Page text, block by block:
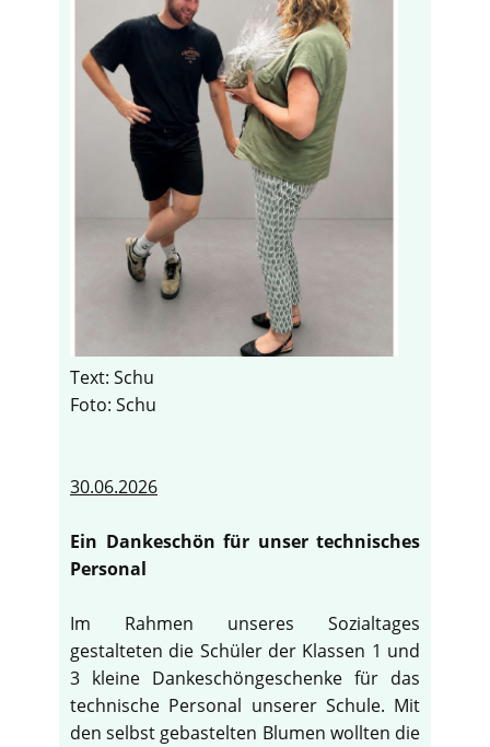
Text: Schu
Foto: Schu
30.06.2026
Ein Dankeschön für unser technisches
Personal
Im Rahmen unseres Sozialtages
gestalteten die Schüler der Klassen 1 und
3 kleine Dankeschöngeschenke für das
technische Personal unserer Schule. Mit
den selbst gebastelten Blumen wollten die